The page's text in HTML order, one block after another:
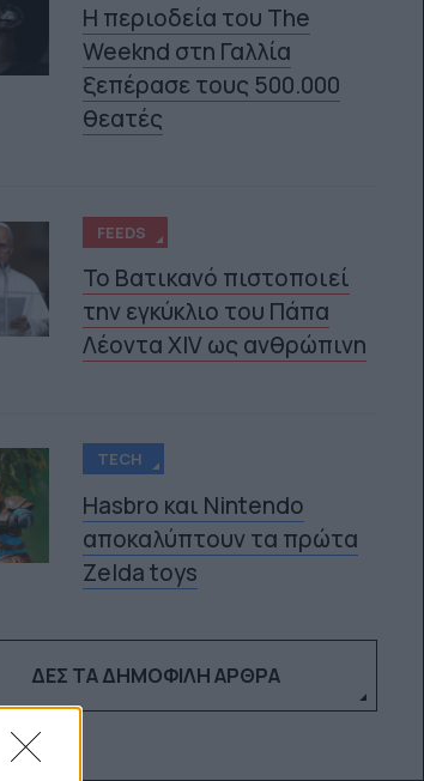
Η περιοδεία του The
Weeknd στη Γαλλία
ξεπέρασε τους 500.000
θεατές
FEEDS
Το Βατικανό πιστοποιεί
την εγκύκλιο του Πάπα
Λέοντα XIV ως ανθρώπινη
TECH
Hasbro και Nintendo
αποκαλύπτουν τα πρώτα
Zelda toys
ΔΕΣ ΤΑ ΔΗΜΟΦΙΛΉ ΆΡΘΡΑ